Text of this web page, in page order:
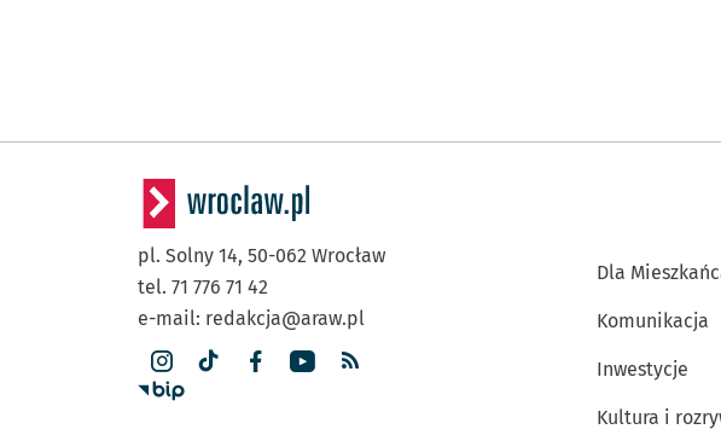
pl. Solny 14, 50-062 Wrocław
tel. 71 776 71 42
e-mail: redakcja@araw.pl
Dla
Komunikacja
Inwestycje
Kultura i